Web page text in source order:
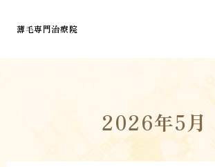
薄毛専門治療院
2026年5月